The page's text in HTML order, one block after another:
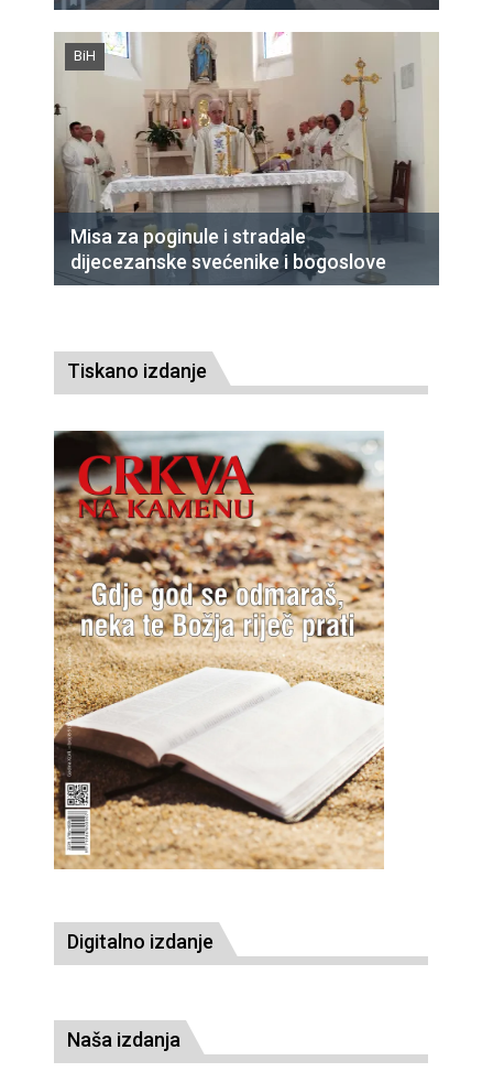
BiH
Misa za poginule i stradale
dijecezanske svećenike i bogoslove
Tiskano izdanje
Digitalno izdanje
Naša izdanja